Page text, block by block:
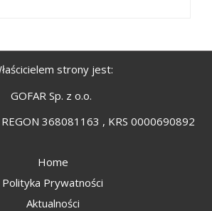
strony jest:
GOFAR Sp. z o.o.
368081163 , KRS 0000690892
Home
Polityka Prywatności
Aktualności